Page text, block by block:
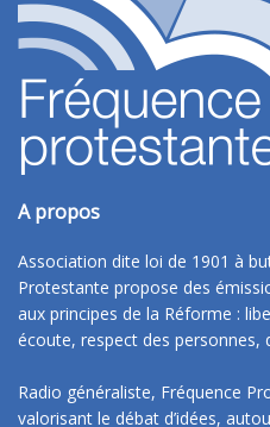
A propos
Association dite loi de 1901 à
Protestante propose des
aux principes de la Réforme :
écoute, respect des personnes,
Radio généraliste, Fréquence
valorisant le débat d’idées,